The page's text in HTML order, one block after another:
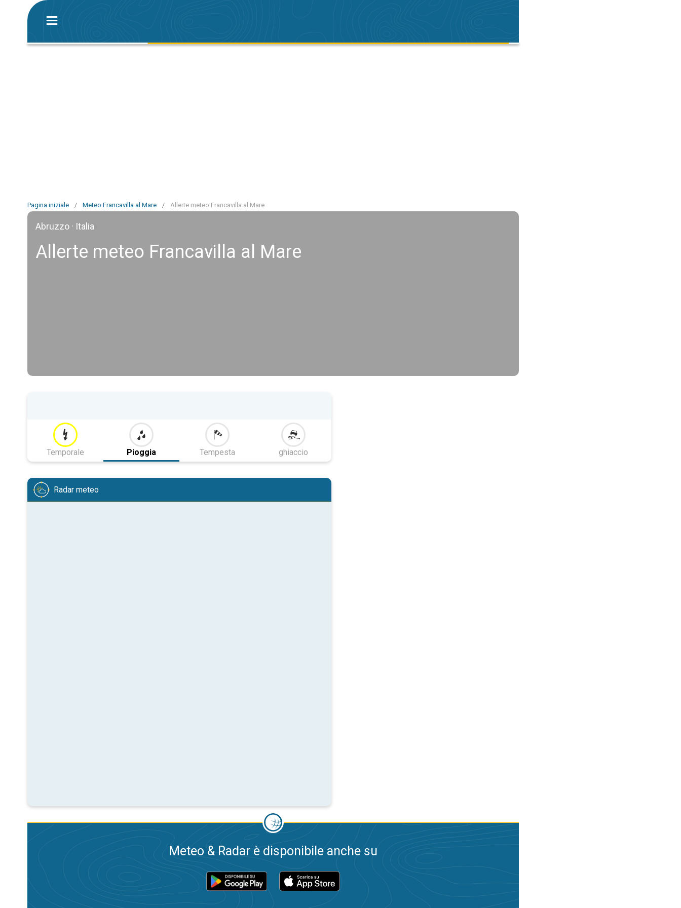
Pagina iniziale / Meteo Francavilla al Mare / Allerte meteo Francavilla al Mare
Abruzzo · Italia
Allerte meteo Francavilla al Mare
Temporale Pioggia Tempesta ghiaccio
Radar meteo
Meteo & Radar è disponibile anche su